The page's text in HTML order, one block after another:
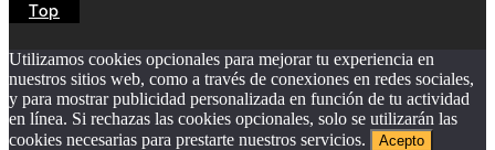
Top
Utilizamos cookies opcionales para mejorar tu experiencia en
nuestros sitios web, como a través de conexiones en redes sociales,
y para mostrar publicidad personalizada en función de tu actividad
en línea. Si rechazas las cookies opcionales, solo se utilizarán las
cookies necesarias para prestarte nuestros servicios.
Acepto